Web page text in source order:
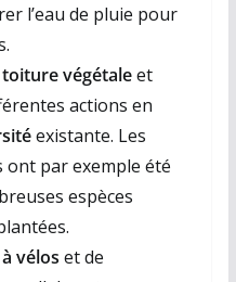
l’eau de pluie pour
toiture végétaleet
actions en
existante. Les
par exemple été
espèces
vélos et de